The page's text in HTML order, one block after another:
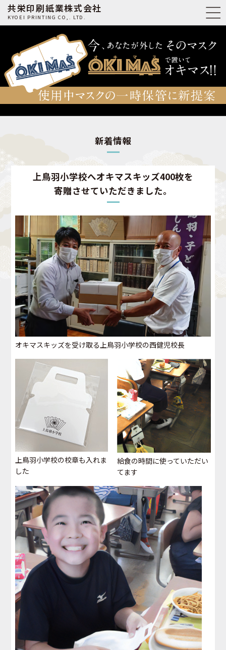
共栄印刷紙業株式会社
KYOEI PRINTING CO,. LTD.
新着情報
上鳥羽小学校へオキマスキッズ400枚を
寄贈させていただきました。
オキマスキッズを受け取る上鳥羽小学校の西健児校長
上鳥羽小学校の校章も入れま
した
給食の時間に使っていただい
てます